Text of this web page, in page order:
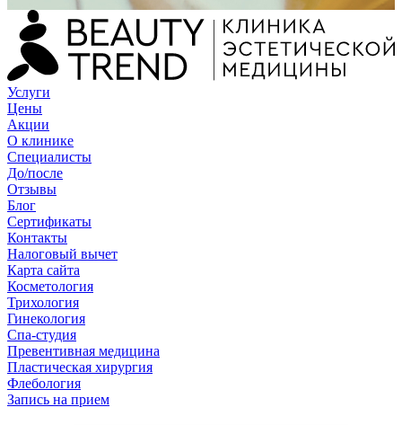
Услуги
Цены
Акции
О клинике
Специалисты
До/после
Отзывы
Блог
Сертификаты
Контакты
Налоговый вычет
Карта сайта
Косметология
Трихология
Гинекология
Спа-студия
Превентивная медицина
Пластическая хирургия
Флебология
Запись на прием